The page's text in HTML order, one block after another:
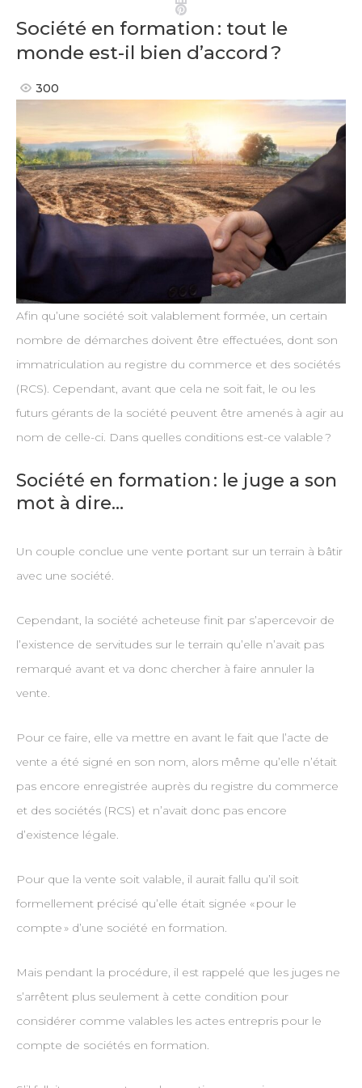
Pinterest
Société en formation : tout le
monde est-il bien d’accord ?
300
Afin qu’une société soit valablement formée, un certain
nombre de démarches doivent être effectuées, dont son
immatriculation au registre du commerce et des sociétés
(RCS). Cependant, avant que cela ne soit fait, le ou les
futurs gérants de la société peuvent être amenés à agir au
nom de celle-ci. Dans quelles conditions est-ce valable ?
Société en formation : le juge a son
mot à dire…
Un couple conclue une vente portant sur un terrain à bâtir
avec une société.
Cependant, la société acheteuse finit par s’apercevoir de
l’existence de servitudes sur le terrain qu’elle n’avait pas
remarqué avant et va donc chercher à faire annuler la
vente.
Pour ce faire, elle va mettre en avant le fait que l’acte de
vente a été signé en son nom, alors même qu’elle n’était
pas encore enregistrée auprès du registre du commerce
et des sociétés (RCS) et n’avait donc pas encore
d’existence légale.
Pour que la vente soit valable, il aurait fallu qu’il soit
formellement précisé qu’elle était signée « pour le
compte » d’une société en formation.
Mais pendant la procédure, il est rappelé que les juges ne
s’arrêtent plus seulement à cette condition pour
considérer comme valables les actes entrepris pour le
compte de sociétés en formation.